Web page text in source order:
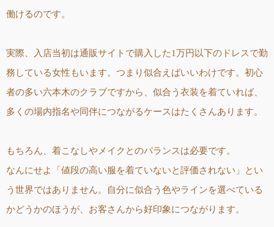
働けるのです。
実際、入店当初は通販サイトで購入した1万円以下のドレスで勤
務している女性もいます。つまり似合えばいいわけです。初心
者の多い六本木のクラブですから、似合う衣装を着ていれば、
多くの場内指名や同伴につながるケースはたくさんあります。
もちろん、着こなしやメイクとのバランスは必要です。
なんにせよ「値段の高い服を着ていないと評価されない」とい
う世界ではありません。自分に似合う色やラインを選べている
かどうかのほうが、お客さんから好印象につながります。